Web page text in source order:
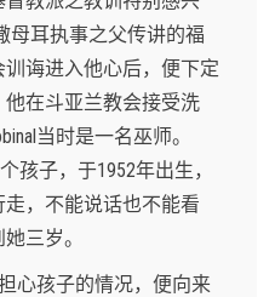
母耳执事之父传讲的福
诲进入他心后，便下定
他在斗亚兰教会接受洗
当时是一名巫师。
孩子，于1952年出生，
，不能说话也不能看
三岁。
担心孩子的情况，便向来